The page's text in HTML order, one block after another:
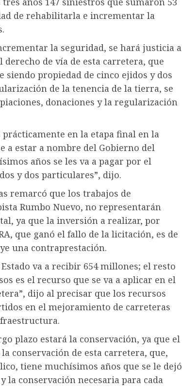
de rehabilitarla e incrementar la
la seguridad, se hará justicia a
de vía de esta carretera, que
siendo propiedad de cinco ejidos y dos
de la tenencia de la tierra, se
donaciones y la regularización
prácticamente en la etapa final en la
a estar a nombre del Gobierno del
años se les va a pagar por el
y dos particulares”, dijo.
remarcó que los trabajos de
Rumbo Nuevo, no representarán
ya que la inversión a realizar, por
que ganó el fallo de la licitación, es de
una contraprestación.
va a recibir 654 millones; el resto
es el recurso que se va a aplicar en el
dijo al precisar que los recursos
en el mejoramiento de carreteras
plazo estará la conservación, ya que el
conservación de esta carretera, que,
tiene muchísimos años que se le dejó
la conservación necesaria para cada